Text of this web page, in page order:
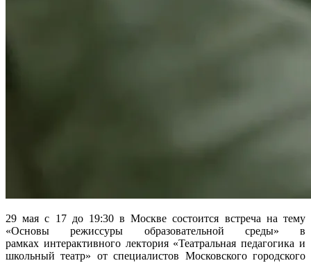
29 мая с 17 до 19:30 в Москве состоится встреча на тему
«Основы режиссуры образовательной среды» в
рамках интерактивного лектория «Театральная педагогика и
школьный театр» от специалистов Московского городского